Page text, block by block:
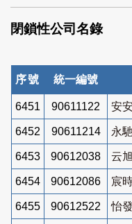
索
閉鎖性公司名錄
序號 統一編號
6451 90611122 安
6452 90611214 永
6453 90612038 云
6454 90612086 宸
6455 90612522 怡